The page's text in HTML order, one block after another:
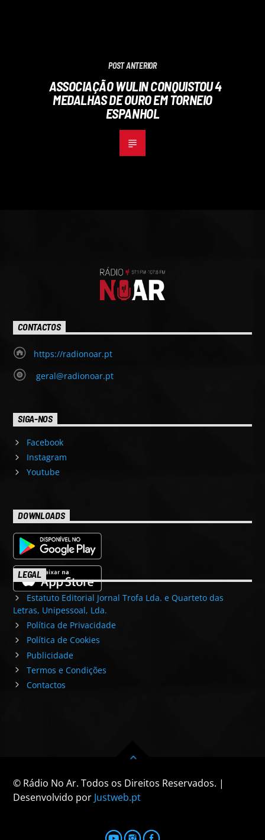
POST ANTERIOR
ASSOCIAÇÃO WULIN CONQUISTOU 4
MEDALHAS DE OURO EM TORNEIO
ESPANHOL
CONTACTOS
https://radionoar.pt
geral@radionoar.pt
SIGA-NOS
Facebook
Instagram
Youtube
DOWNLOADS
LEGAL
Estatuto Editorial Jornal Trofa Lda. e Quarteto das
Letras, Unipessoal, Lda.
Política de Privacidade
Política de Cookies
Publicidade
Termos e Condições
Contactos
© Rádio No Ar. Todos os Direitos Reservados. |
Desenvolvido por Justweb.pt